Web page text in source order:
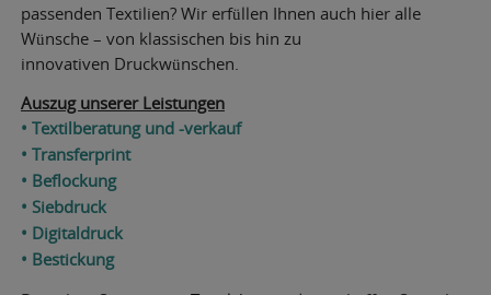
passenden Textilien? Wir erfüllen Ihnen auch hier alle
Wünsche – von klassischen bis hin zu
innovativen Druckwünschen.
Auszug unserer Leistungen
• Textilberatung und -verkauf
• Transferprint
• Beflockung
• Siebdruck
• Digitaldruck
• Bestickung